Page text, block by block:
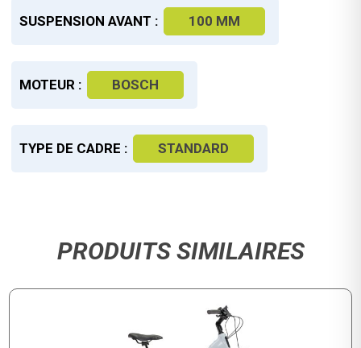
SUSPENSION AVANT : 100 MM
MOTEUR : BOSCH
TYPE DE CADRE : STANDARD
PRODUITS SIMILAIRES